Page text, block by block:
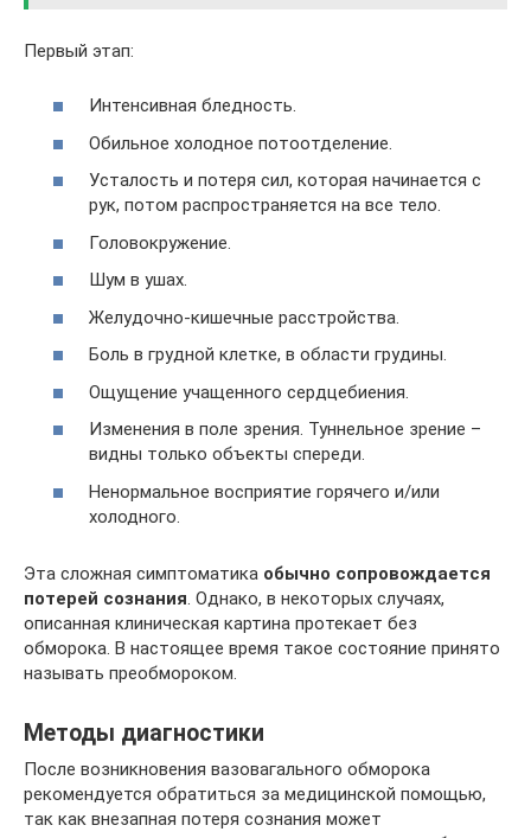
Первый этап:
Интенсивная бледность.
Обильное холодное потоотделение.
Усталость и потеря сил, которая начинается с
рук, потом распространяется на все тело.
Головокружение.
Шум в ушах.
Желудочно-кишечные расстройства.
Боль в грудной клетке, в области грудины.
Ощущение учащенного сердцебиения.
Изменения в поле зрения. Туннельное зрение –
видны только объекты спереди.
Ненормальное восприятие горячего и/или
холодного.
Эта сложная симптоматика обычно сопровождается
потерей сознания . Однако, в некоторых случаях,
описанная клиническая картина протекает без
обморока. В настоящее время такое состояние принято
называть преобмороком.
Методы диагностики
После возникновения вазовагального обморока
рекомендуется обратиться за медицинской помощью,
так как внезапная потеря сознания может